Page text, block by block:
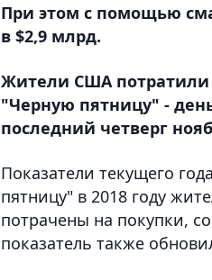
При этом с помощью
в $2,9 млрд.
Жители США потратили
"Черную пятницу" -
последний четверг
Показатели текущего
пятницу" в 2018 году
потрачены на покупки,
показатель также